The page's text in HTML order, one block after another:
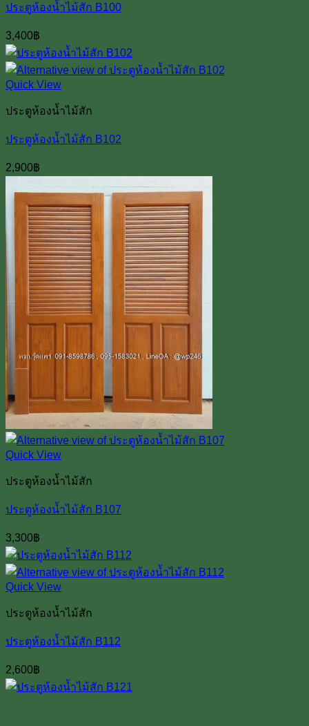
ประตูห้องน้ำไม้สัก B100
3,400฿
Quick View
ประตูห้องน้ำไม้สัก
ประตูห้องน้ำไม้สัก B102
2,900฿
Quick View
ประตูห้องน้ำไม้สัก
ประตูห้องน้ำไม้สัก B107
3,300฿
Quick View
ประตูห้องน้ำไม้สัก
ประตูห้องน้ำไม้สัก B112
2,600฿